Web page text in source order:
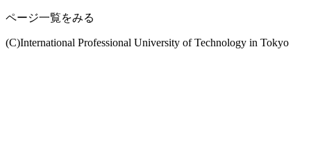
ページ一覧をみる
(C)International Professional University of Technology in Tokyo